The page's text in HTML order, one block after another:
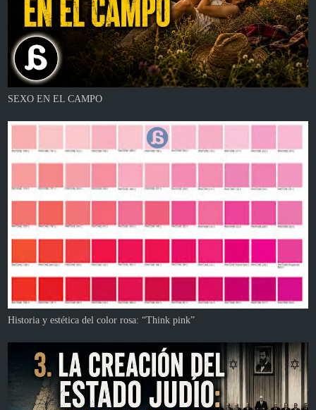
SEXO EN EL CAMPO
Historia y estética del color rosa: “Think pink”